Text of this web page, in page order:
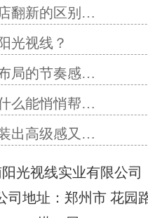
翻新的区别…
光视线？
局的节奏感…
么能悄悄帮…
出高级感又…
光视线实业有限公司
司地址：郑州市 花园